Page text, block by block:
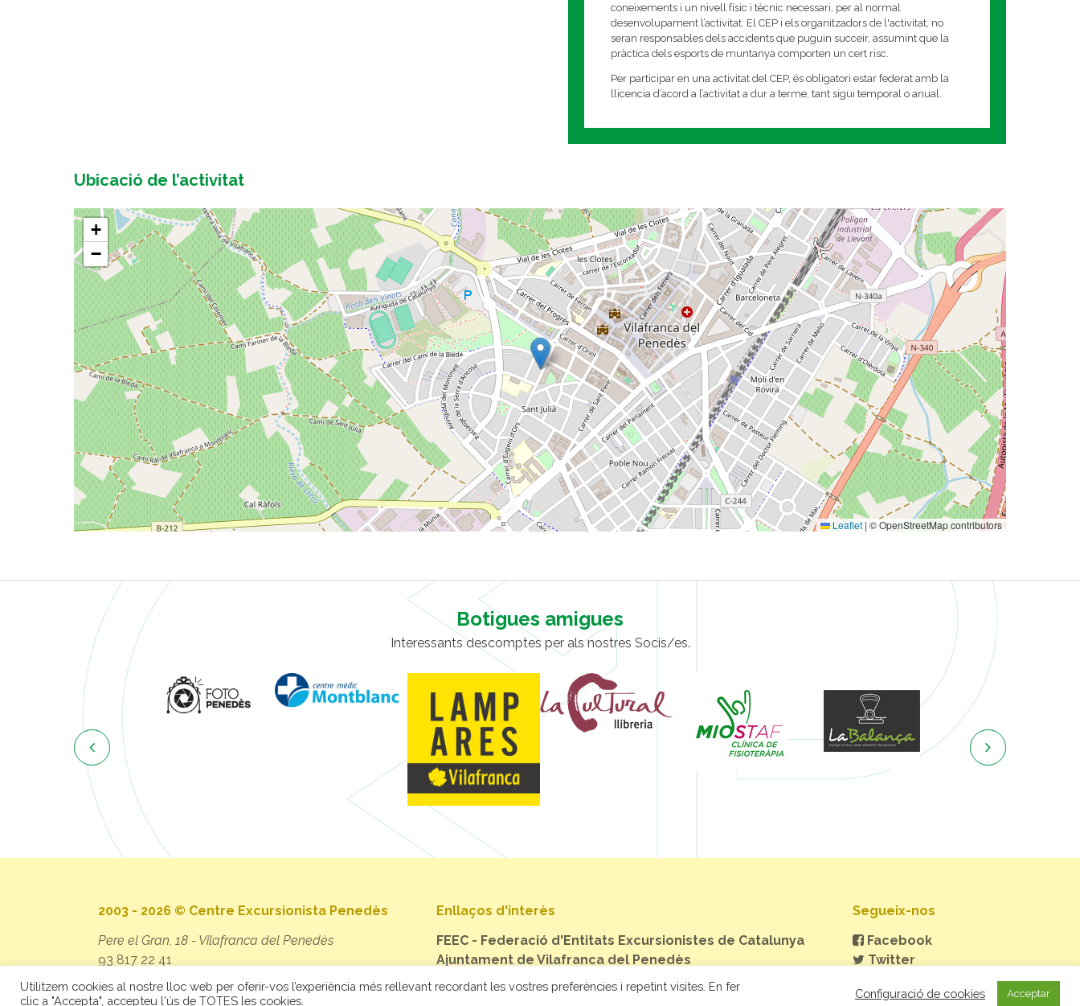
coneixements i un nivell físic i tècnic necessari, per al normal
desenvolupament l’activitat. El CEP i els organitzadors de l'activitat, no
seran responsables dels accidents que puguin succeir, assumint que la
pràctica dels esports de muntanya comporten un cert risc.
Per participar en una activitat del CEP, és obligatori estar federat amb la
llicencia d’acord a l’activitat a dur a terme, tant sigui temporal o anual.
Ubicació de l’activitat
+
−
Leaflet | © OpenStreetMap contributors
Botigues amigues
Interessants descomptes per als nostres Socis/es.
 
2003 - 2026 © Centre Excursionista Penedès
Pere el Gran, 18 - Vilafranca del Penedès
93 817 22 41
secretaria@cep.cat
Enllaços d'interès
FEEC - Federació d'Entitats Excursionistes de Catalunya
Ajuntament de Vilafranca del Penedès
Segueix-nos
Facebook
Twitter
Utilitzem cookies al nostre lloc web per oferir-vos l’experiència més rellevant recordant les vostres preferències i repetint visites. En fer
clic a "Accepta", accepteu l'ús de TOTES les cookies.
Configuració de cookies Acceptar